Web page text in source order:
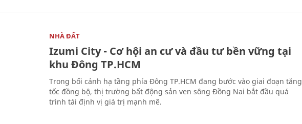
NHÀ ĐẤT
Izumi City - Cơ hội an cư và đầu tư bền vững tại
khu Đông TP.HCM
Trong bối cảnh hạ tầng phía Đông TP.HCM đang bước vào giai đoạn tăng
tốc đồng bộ, thị trường bất động sản ven sông Đồng Nai bắt đầu quá
trình tái định vị giá trị mạnh mẽ.